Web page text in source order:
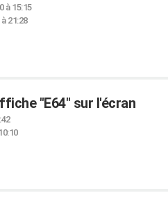
à 15:15
21:28
"E64" sur l'écran